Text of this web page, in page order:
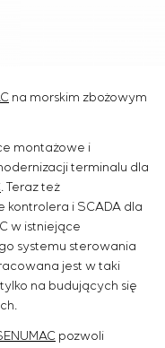
rozdzielczych o
eksploatacji
obiektów
sterowania z
obiekcie
o
i
konfiguracyjnymi
na morskim zbożowym
montażowe i
terminalu dla
. Teraz też
i SCADA dla
w istniejące
systemu sterowania
jest w taki
na budujących się
pozwoli